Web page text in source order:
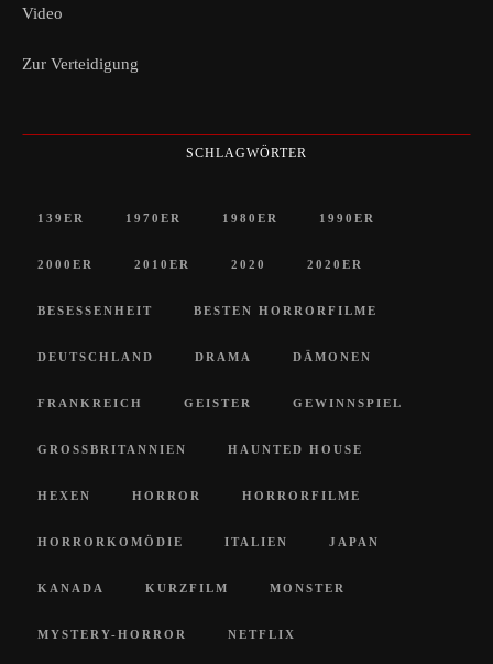
Video
Zur Verteidigung
SCHLAGWÖRTER
139ER 1970ER 1980ER 1990ER
2000ER 2010ER 2020 2020ER
BESESSENHEIT BESTEN HORRORFILME
DEUTSCHLAND DRAMA DÄMONEN
FRANKREICH GEISTER GEWINNSPIEL
GROSSBRITANNIEN HAUNTED HOUSE
HEXEN HORROR HORRORFILME
HORRORKOMÖDIE ITALIEN JAPAN
KANADA KURZFILM MONSTER
MYSTERY-HORROR NETFLIX